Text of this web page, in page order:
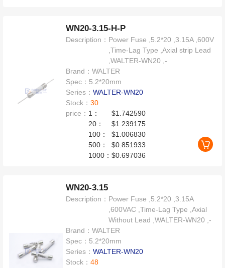
WN20-3.15-H-P
Description： Power Fuse ,5.2*20 ,3.15A ,600V
,Time-Lag Type ,Axial strip Lead
,WALTER-WN20 ,-
Brand：WALTER
Spec： 5.2*20mm
Series：WALTER-WN20
Stock：30
price： 1：
$1.742590
20：
$1.239175
100：
$1.006830
500：
$0.851933
1000：$0.697036
WN20-3.15
Description： Power Fuse ,5.2*20 ,3.15A
,600VAC ,Time-Lag Type ,Axial
Without Lead ,WALTER-WN20 ,-
Brand：WALTER
Spec： 5.2*20mm
Series：WALTER-WN20
Stock：48